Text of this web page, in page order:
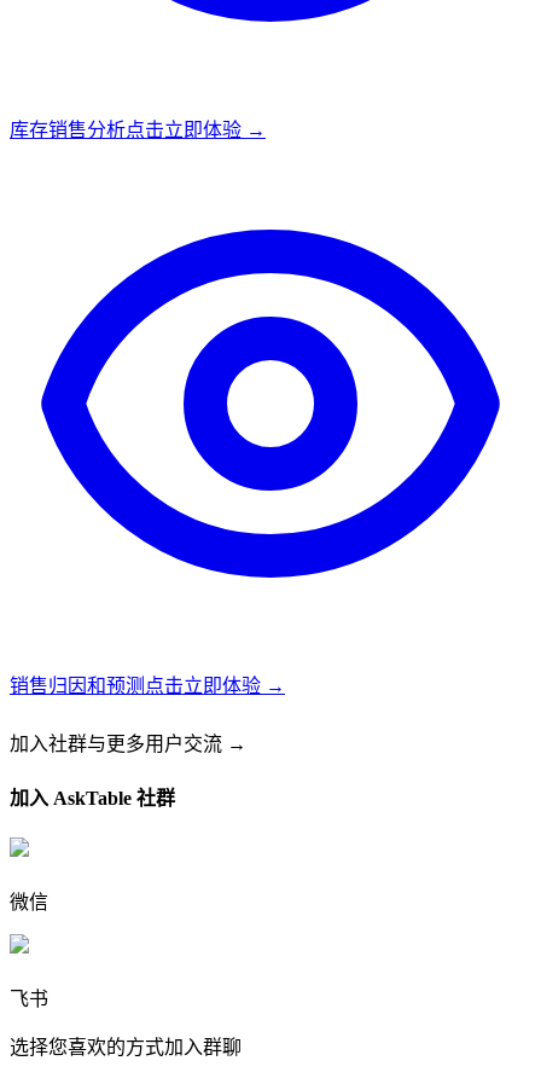
库存销售分析点击立即体验 →
销售归因和预测 点击立即体验 →
加入社群与更多用户交流 →
加入 AskTable 社群
微信
飞书
选择您喜欢的方式加入群聊